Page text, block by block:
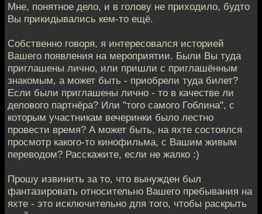
Мне, понятное дело, и в голову не приходило, будто
Вы прикидывались кем-то ещё.
Собственно говоря, я интересовался историей
Вашего появления на мероприятии. Были Вы туда
приглашены лично, или пришли с приглашённым
знакомым, а может быть - приобрели туда билет?
Если были приглашены лично - то в качестве ли
делового партнёра? Или "того самого Гоблина", с
которым участникам вечеринки было лестно
провести время? А может быть, на яхте состоялся
просмотр какого-то кинофильма, с Вашим живым
переводом? Расскажите, если не жалко :)
Прошу извинить за то, что вынужден был
фантазировать относительно Вашего пребывания на
яхте - это исключительно для того, чтобы раскрыть